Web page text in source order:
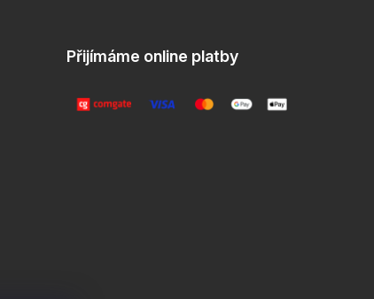
Přijímáme online platby